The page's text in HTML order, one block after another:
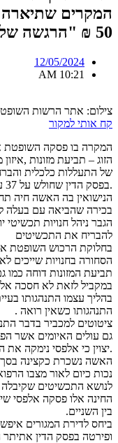
המקרים שתיארה
50 ₪ "הרגשה של זונה"
12/05/2024
10:21 AM
צילום: אתר הרשות
קח אותי למקור
המקרה בו פסקה השופטת
הזוג – תביעת מזונות
של התעללות כלכלית
הנישואין בה האשה חיה
בכירה שהביאה עם בעלה
הגבר ניהל חנויות
להבריח את התכשיטים
בחלוקת הרכוש השופטת
הסחורה בחנויות שייכים
תביעת המזונות דוחה
במקביל לזאת לא חסכה
בהליך עצמו התנהגותו
התנהגותו כשאין רואה .
ציטוטים למכביר בדבר
גם עולים האיומים אשר
.יצוין כי אלפסי נימקה
נכות כיום לאור מצבו
לנושא התכשיטים שקיבלה
החינה אלו פסקה אלפסי
בין השניים.
ביחס לדירת המגורים
ופירטה בפסק הדין אתיתר